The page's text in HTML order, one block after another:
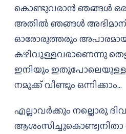
കൊണ്ടുവരാൻ ഞങ്ങൾ ഒരു
അതിൽ ഞങ്ങൾ
ഓരോരുത്തരും
കഴിവുള്ളവരാണെന്നു
ഇനിയും ഇതുപോലെയുള്ള
നമുക്ക് വീണ്ടും ഒന്നിക്കാം…
എല്ലാവർക്കും നല്ലൊരു